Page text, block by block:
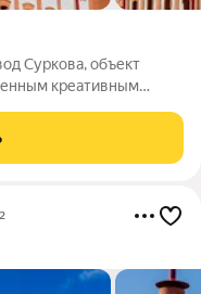
Суркова, объект
креативным
данного объекта -